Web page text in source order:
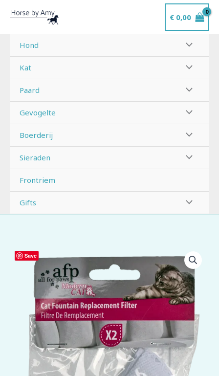
naar
inhoud
€0,00
Hond
Kat
Paard
Gevogelte
Boerderij
Sieraden
Frontriem
Gifts
Save
AFP
Modern
Fountain
Replacement
aantal